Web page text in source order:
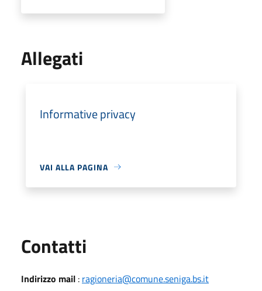
Allegati
Informative privacy
VAI ALLA PAGINA
Contatti
Indirizzo mail : ragioneria@comune.seniga.bs.it